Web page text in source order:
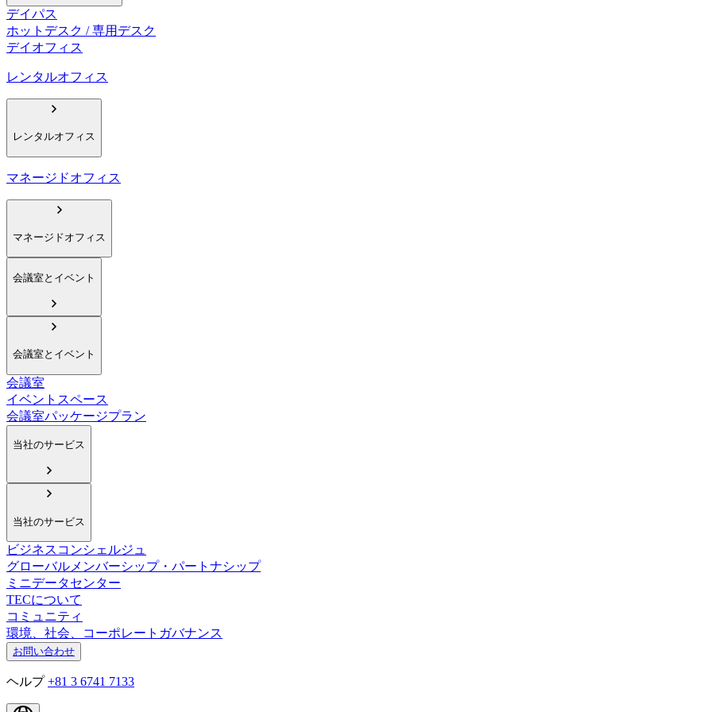
デイパス
ホットデスク / 専用デスク
デイオフィス
レンタルオフィス
レンタルオフィス
マネージドオフィス
マネージドオフィス
会議室とイベント
会議室とイベント
会議室
イベントスペース
会議室パッケージプラン
当社のサービス
当社のサービス
ビジネスコンシェルジュ
グローバルメンバーシップ・パートナシップ
ミニデータセンター
TECについて
コミュニティ
環境、社会、コーポレートガバナンス
お問い合わせ
ヘルプ +81 3 6741 7133